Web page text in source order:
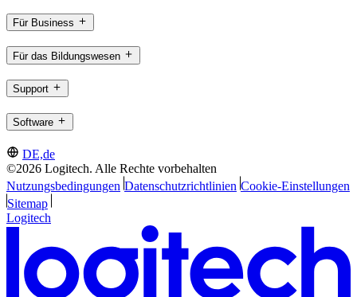
Für Business
Für das Bildungswesen
Support
Software
DE,de
©2026 Logitech. Alle Rechte vorbehalten
Nutzungsbedingungen Datenschutzrichtlinien Cookie-Einstellungen
Sitemap
Logitech